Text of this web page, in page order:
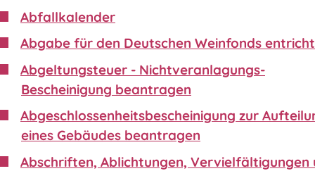
Abfallkalender
Abgabe für den Deutschen Weinfonds
Abgeltungsteuer - Nichtveranlagungs-
Bescheinigung beantragen
Abgeschlossenheitsbescheinigung zur
eines Gebäudes beantragen
Abschriften, Ablichtungen, Vervielfältigungen